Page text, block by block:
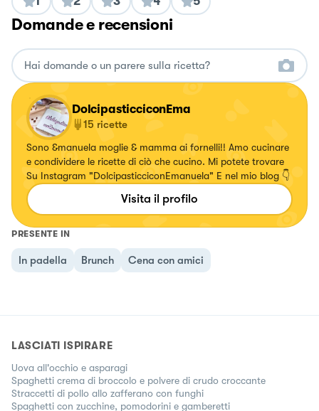
Domande e recensioni
DolcipasticciconEma
15 ricette
Sono &manuela moglie & mamma ai fornelli!! Amo cucinare
e condividere le ricette di ciò che cucino. Mi potete trovare
Su Instagram "DolcipasticciconEmanuela" E nel mio blog 👇
Visita il profilo
PRESENTE IN
In padella Brunch Cena con amici
LASCIATI ISPIRARE
Uova all'occhio e asparagi
Spaghetti crema di broccolo e polvere di crudo croccante
Straccetti di pollo allo zafferano con funghi
Spaghetti con zucchine, pomodorini e gamberetti